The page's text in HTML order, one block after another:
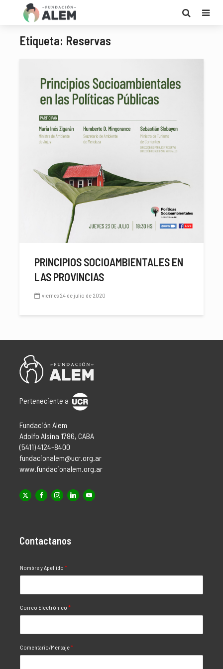
Etiqueta: Reservas
PRINCIPIOS SOCIOAMBIENTALES EN
LAS PROVINCIAS
viernes 24 de julio de 2020
Perteneciente a
Fundación Alem
Adolfo Alsina 1786, CABA
(5411) 4124-8400
fundacionalem@ucr.org.ar
www.fundacionalem.org.ar
Contactanos
Nombre y Apellido *
Correo Electrónico *
Comentario/Mensaje*